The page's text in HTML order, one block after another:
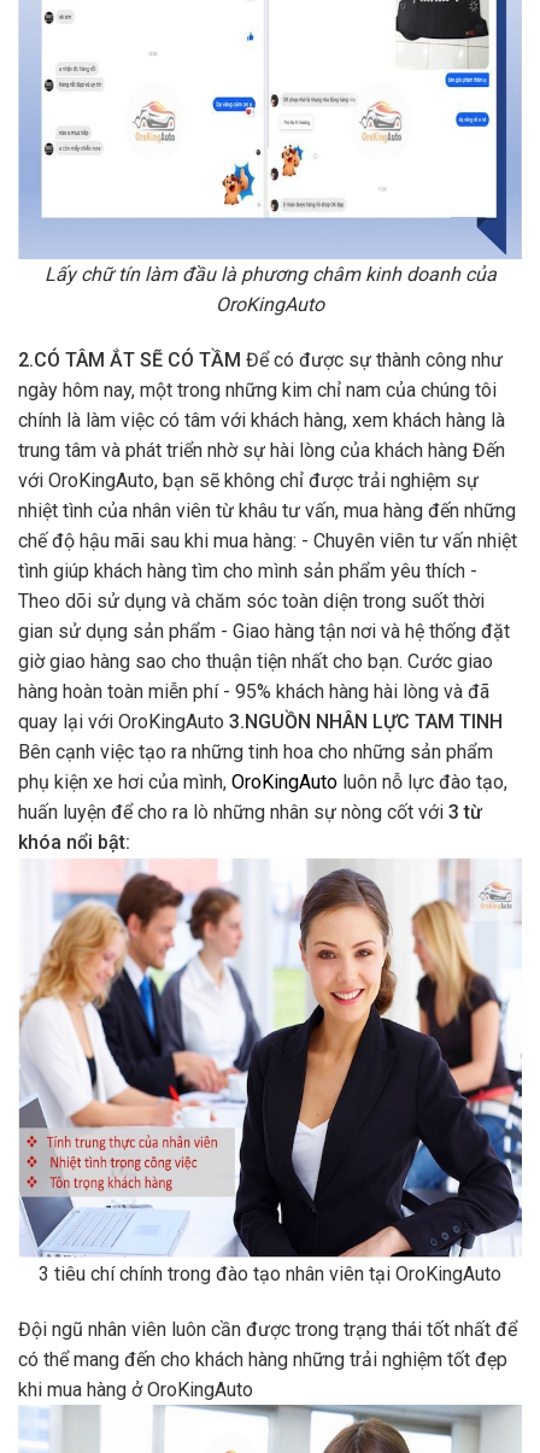
Lấy chữ tín làm đầu là phương châm kinh doanh của
OroKingAuto
2.CÓ TÂM ẮT SẼ CÓ TẦM Để có được sự thành công như
ngày hôm nay, một trong những kim chỉ nam của chúng tôi
chính là làm việc có tâm với khách hàng, xem khách hàng là
trung tâm và phát triển nhờ sự hài lòng của khách hàng Đến
với OroKingAuto, bạn sẽ không chỉ được trải nghiệm sự
nhiệt tình của nhân viên từ khâu tư vấn, mua hàng đến những
chế độ hậu mãi sau khi mua hàng: - Chuyên viên tư vấn nhiệt
tình giúp khách hàng tìm cho mình sản phẩm yêu thích -
Theo dõi sử dụng và chăm sóc toàn diện trong suốt thời
gian sử dụng sản phẩm - Giao hàng tận nơi và hệ thống đặt
giờ giao hàng sao cho thuận tiện nhất cho bạn. Cước giao
hàng hoàn toàn miễn phí - 95% khách hàng hài lòng và đã
quay lại với OroKingAuto 3.NGUỒN NHÂN LỰC TAM TINH
Bên cạnh việc tạo ra những tinh hoa cho những sản phẩm
phụ kiện xe hơi của mình, OroKingAuto luôn nỗ lực đào tạo,
huấn luyện để cho ra lò những nhân sự nòng cốt với 3 từ
khóa nổi bật:
3 tiêu chí chính trong đào tạo nhân viên tại OroKingAuto
Đội ngũ nhân viên luôn cần được trong trạng thái tốt nhất để
có thể mang đến cho khách hàng những trải nghiệm tốt đẹp
khi mua hàng ở OroKingAuto